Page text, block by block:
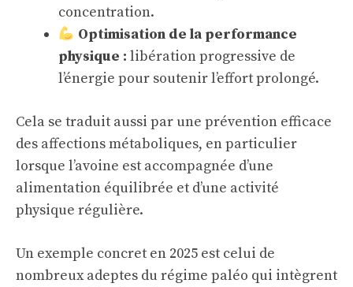
concentration.
Optimisation de la performance
physique : libération progressive de
l’énergie pour soutenir l’effort prolongé.
Cela se traduit aussi par une prévention efficace
des affections métaboliques, en particulier
lorsque l’avoine est accompagnée d’une
alimentation équilibrée et d’une activité
physique régulière.
Un exemple concret en 2025 est celui de
nombreux adeptes du régime paléo qui intègrent